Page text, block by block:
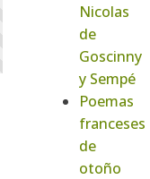
Nicolas
de
Goscinny
y Sempé
Poemas
franceses
de
otoño